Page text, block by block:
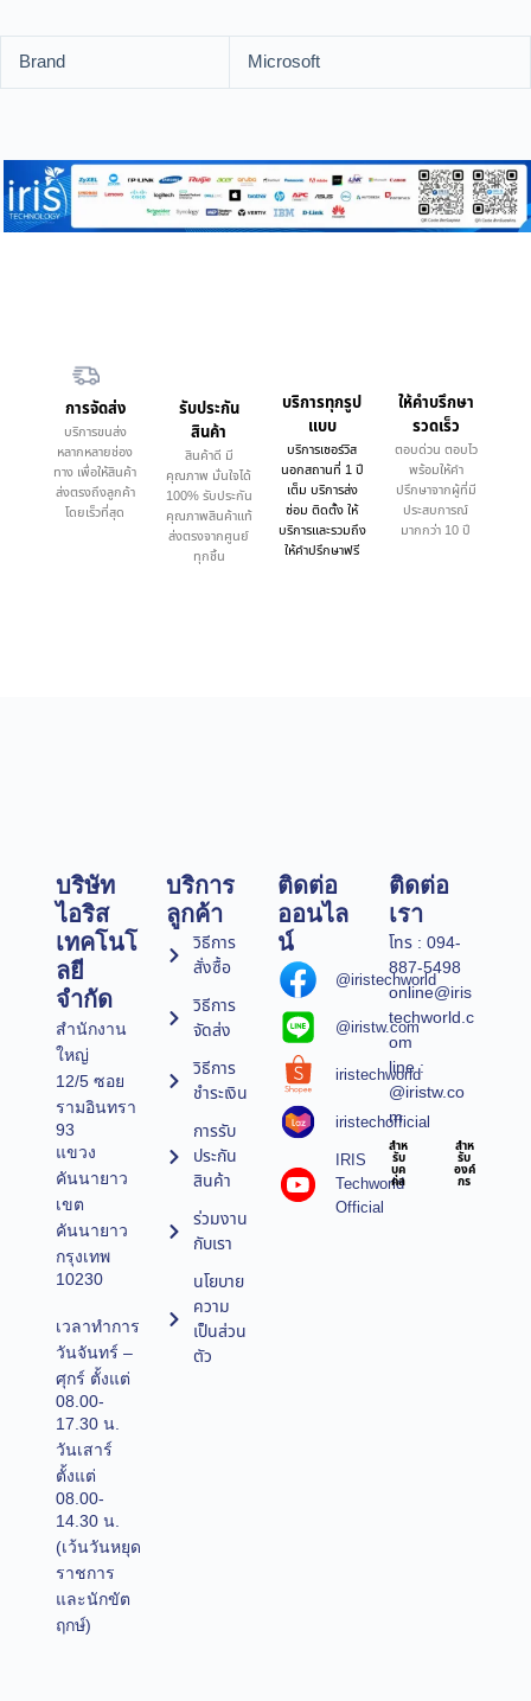
Brand Microsoft
การจัดส่ง
บริการขนส่ง
หลากหลายช่อง
ทาง เพื่อให้สินค้า
ส่งตรงถึงลูกค้า
โดยเร็วที่สุด
รับประกัน
สินค้า
สินค้าดี มี
คุณภาพ มั่นใจได้
100% รับประกัน
คุณภาพสินค้าแท้
ส่งตรงจากศูนย์
ทุกชิ้น
บริการทุกรูป
แบบ
บริการเซอร์วิส
นอกสถานที่ 1 ปี
เต็ม บริการส่ง
ซ่อม ติดตั้ง ให้
บริการและรวมถึง
ให้คำปรึกษาฟรี
ให้คำบรึกษา
รวดเร็ว
ตอบด่วน ตอบไว
พร้อมให้คำ
ปรึกษาจากผู้ที่มี
ประสบการณ์
มากกว่า 10 ปี
บริษัท
ไอริส
เทคโนโ
ลยี
จำกัด
สำนักงาน
ใหญ่
12/5 ซอย
รามอินทรา
93
แขวง
คันนายาว
เขต
คันนายาว
กรุงเทพ
10230
เวลาทำการ
วันจันทร์ –
ศุกร์ ตั้งแต่
08.00-
17.30 น.
วันเสาร์
ตั้งแต่
08.00-
14.30 น.
(เว้นวันหยุด
ราชการ
และนักขัต
ฤกษ์)
บริการ
ลูกค้า
วิธีการ
สั่งซื้อ
วิธีการ
จัดส่ง
วิธีการ
ชำระเงิน
การรับ
ประกัน
สินค้า
ร่วมงาน
กับเรา
นโยบาย
ความ
เป็นส่วน
ตัว
ติดต่อ
ออนไล
น์
@iristechworld
@iristw.com
iristechworld
iristechofficial
IRIS
Techworld
Official
ติดต่อ
เรา
โทร : 094-
887-5498
online@iris
techworld.c
om
line :
@iristw.co
m
สำห
รับ
บุค
คล
สำห
รับ
องค์
กร